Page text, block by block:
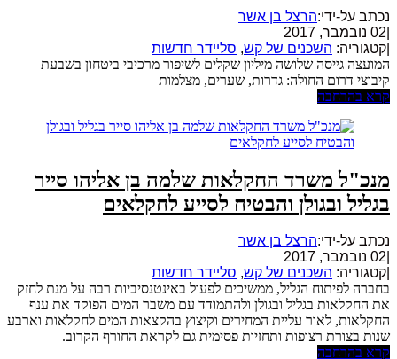
נכתב על-ידי:הרצל בן אשר
02 נובמבר, 2017
קטגוריה: השכנים של קש, סליידר חדשות
המועצה גייסה שלושה מיליון שקלים לשיפור מרכיבי ביטחון בשבעת
קיבוצי דרום החולה: גדרות, שערים, מצלמות
קרא בהרחבה
מנכ"ל משרד החקלאות שלמה בן אליהו סייר
בגליל ובגולן והבטיח לסייע לחקלאים
נכתב על-ידי:הרצל בן אשר
02 נובמבר, 2017
קטגוריה: השכנים של קש, סליידר חדשות
בחברה לפיתוח הגליל, ממשיכים לפעול באינטנסיביות רבה על מנת לחזק
את החקלאות בגליל ובגולן ולהתמודד עם משבר המים הפוקד את ענף
החקלאות, לאור עליית המחירים וקיצוץ בהקצאות המים לחקלאות וארבע
שנות בצורת רצופות ותחזיות פסימית גם לקראת החורף הקרוב.
קרא בהרחבה